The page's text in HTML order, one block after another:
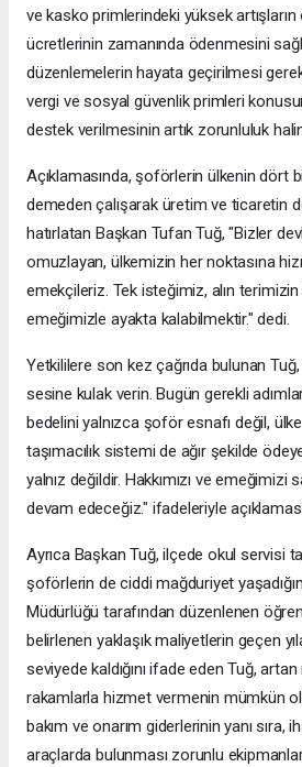
ve kasko primlerindeki yüksek
ücretlerinin zamanında ödenmesini
düzenlemelerin hayata geçirilmesi
vergi ve sosyal güvenlik primleri
destek verilmesinin artık zorunluluk
Açıklamasında, şoförlerin ülkenin dört
demeden çalışarak üretim ve ticaretin
hatırlatan Başkan Tufan Tuğ, "Bizler
omuzlayan, ülkemizin her noktasına
emekçileriz. Tek isteğimiz, alın terimizin
emeğimizle ayakta kalabilmektir." dedi.
Yetkililere son kez çağrıda bulunan
sesine kulak verin. Bugün gerekli
bedelini yalnızca şoför esnafı değil,
taşımacılık sistemi de ağır şekilde
yalnız değildir. Hakkımızı ve emeğimizi
devam edeceğiz." ifadeleriyle
Ayrıca Başkan Tuğ, ilçede okul servisi
şoförlerin de ciddi mağduriyet
Müdürlüğü tarafından düzenlenen
belirlenen yaklaşık maliyetlerin geçen
seviyede kaldığını ifade eden Tuğ,
rakamlarla hizmet vermenin mümkün
bakım ve onarım giderlerinin yanı sıra,
araçlarda bulunması zorunlu